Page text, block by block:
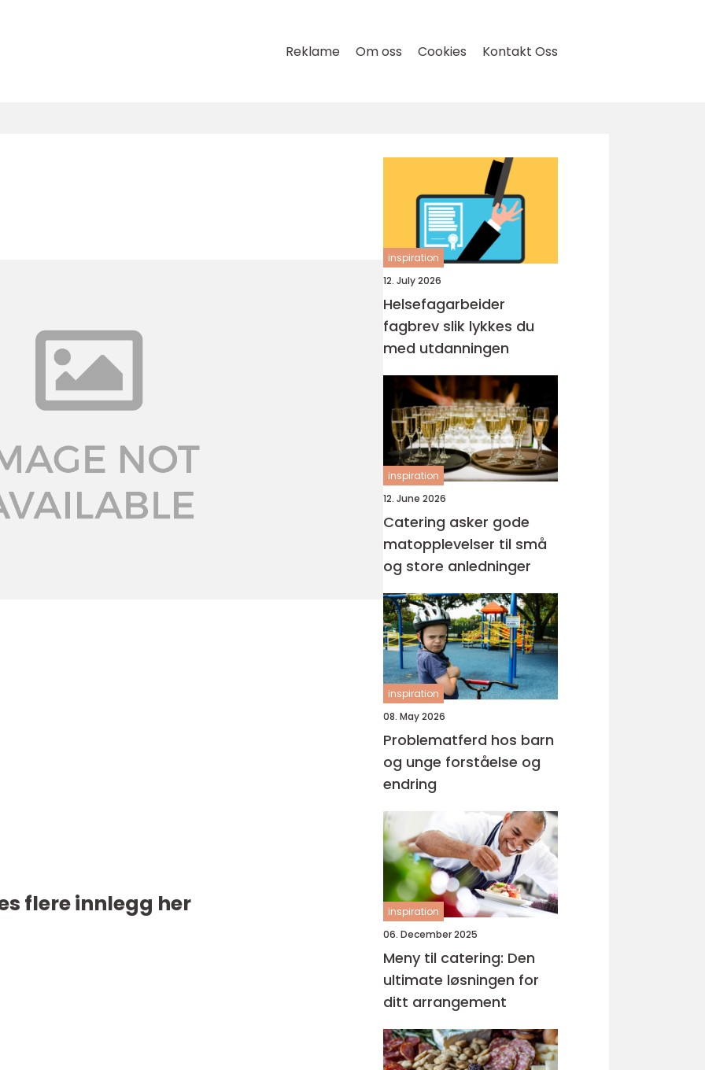
Reklame Om oss Cookies Kontakt Oss
flere innlegg her
inspiration
12. July 2026
Helsefagarbeider
fagbrev slik lykkes du
med utdanningen
inspiration
12. June 2026
Catering asker gode
matopplevelser til små
og store anledninger
inspiration
08. May 2026
Problematferd hos barn
og unge forståelse og
endring
inspiration
06. December 2025
Meny til catering: Den
ultimate løsningen for
ditt arrangement